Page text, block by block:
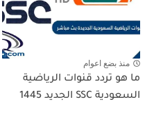
منذ بضع اعوام
ما هو تردد قنوات الرياضية
السعودية SSC الجديد 1445